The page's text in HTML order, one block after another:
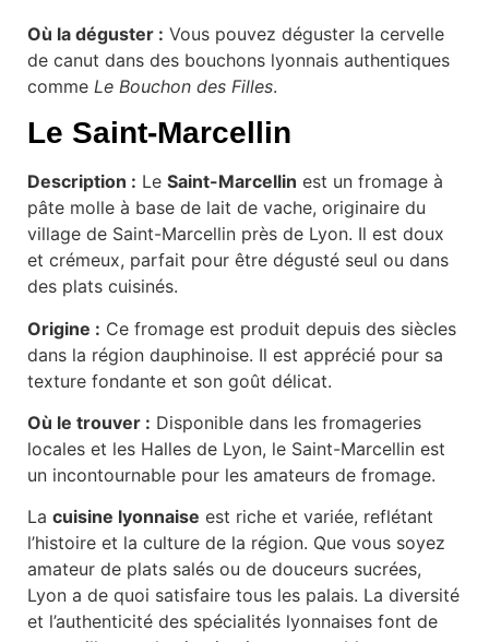
Où la déguster : Vous pouvez déguster la cervelle
de canut dans des bouchons lyonnais authentiques
comme Le Bouchon des Filles.
Le Saint-Marcellin
Description : Le Saint-Marcellin est un fromage à
pâte molle à base de lait de vache, originaire du
village de Saint-Marcellin près de Lyon. Il est doux
et crémeux, parfait pour être dégusté seul ou dans
des plats cuisinés.
Origine : Ce fromage est produit depuis des siècles
dans la région dauphinoise. Il est apprécié pour sa
texture fondante et son goût délicat.
Où le trouver : Disponible dans les fromageries
locales et les Halles de Lyon, le Saint-Marcellin est
un incontournable pour les amateurs de fromage.
La cuisine lyonnaise est riche et variée, reflétant
l’histoire et la culture de la région. Que vous soyez
amateur de plats salés ou de douceurs sucrées,
Lyon a de quoi satisfaire tous les palais. La diversité
et l’authenticité des spécialités lyonnaises font de